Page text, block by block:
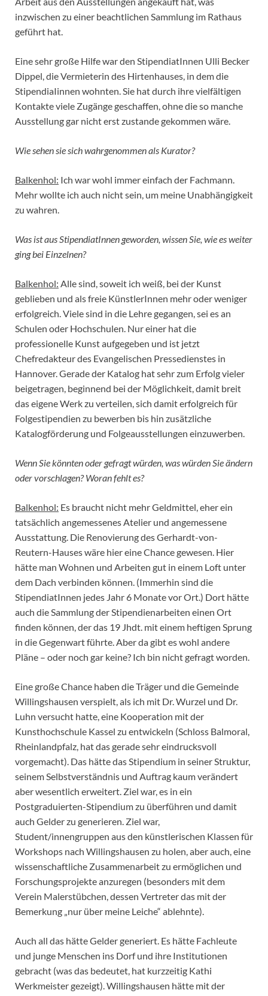
inzwischen zu einer beachtlichen Sammlung im Rathaus
geführt hat.
Eine sehr große Hilfe war den StipendiatInnen Ulli Becker
Dippel, die Vermieterin des Hirtenhauses, in dem die
StipendiaIinnen wohnten. Sie hat durch ihre vielfältigen
Kontakte viele Zugänge geschaffen, ohne die so manche
Ausstellung gar nicht erst zustande gekommen wäre.
Wie sehen sie sich wahrgenommen als Kurator?
Balkenhol: Ich war wohl immer einfach der Fachmann.
Mehr wollte ich auch nicht sein, um meine Unabhängigkeit
zu wahren.
Was ist aus StipendiatInnen geworden, wissen Sie, wie es weiter
ging bei Einzelnen?
Balkenhol: Alle sind, soweit ich weiß, bei der Kunst
geblieben und als freie KünstlerInnen mehr oder weniger
erfolgreich. Viele sind in die Lehre gegangen, sei es an
Schulen oder Hochschulen. Nur einer hat die
professionelle Kunst aufgegeben und ist jetzt
Chefredakteur des Evangelischen Pressedienstes in
Hannover. Gerade der Katalog hat sehr zum Erfolg vieler
beigetragen, beginnend bei der Möglichkeit, damit breit
das eigene Werk zu verteilen, sich damit erfolgreich für
Folgestipendien zu bewerben bis hin zusätzliche
Katalogförderung und Folgeausstellungen einzuwerben.
Wenn Sie könnten oder gefragt würden, was würden Sie ändern
oder vorschlagen? Woran fehlt es?
Balkenhol: Es braucht nicht mehr Geldmittel, eher ein
tatsächlich angemessenes Atelier und angemessene
Ausstattung. Die Renovierung des Gerhardt-von-
Reutern-Hauses wäre hier eine Chance gewesen. Hier
hätte man Wohnen und Arbeiten gut in einem Loft unter
dem Dach verbinden können. (Immerhin sind die
StipendiatInnen jedes Jahr 6 Monate vor Ort.) Dort hätte
auch die Sammlung der Stipendienarbeiten einen Ort
finden können, der das 19 Jhdt. mit einem heftigen Sprung
in die Gegenwart führte. Aber da gibt es wohl andere
Pläne – oder noch gar keine? Ich bin nicht gefragt worden.
Eine große Chance haben die Träger und die Gemeinde
Willingshausen verspielt, als ich mit Dr. Wurzel und Dr.
Luhn versucht hatte, eine Kooperation mit der
Kunsthochschule Kassel zu entwickeln (Schloss Balmoral,
Rheinlandpfalz, hat das gerade sehr eindrucksvoll
vorgemacht). Das hätte das Stipendium in seiner Struktur,
seinem Selbstverständnis und Auftrag kaum verändert
aber wesentlich erweitert. Ziel war, es in ein
Postgraduierten-Stipendium zu überführen und damit
auch Gelder zu generieren. Ziel war,
Student/innengruppen aus den künstlerischen Klassen für
Workshops nach Willingshausen zu holen, aber auch, eine
wissenschaftliche Zusammenarbeit zu ermöglichen und
Forschungsprojekte anzuregen (besonders mit dem
Verein Malerstübchen, dessen Vertreter das mit der
Bemerkung „nur über meine Leiche“ ablehnte).
Auch all das hätte Gelder generiert. Es hätte Fachleute
und junge Menschen ins Dorf und ihre Institutionen
gebracht (was das bedeutet, hat kurzzeitig Kathi
Werkmeister gezeigt). Willingshausen hätte mit der